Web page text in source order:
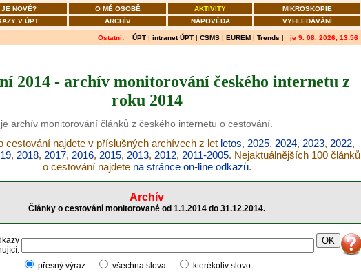
JE NOVÉ? O MÉ OSOBĚ AKTIVITY
MIKROSKOPIE
V ÚPT ARCHÍV NÁPOVĚDA VYHLEDÁVÁNÍ
Ostatní: ÚPT | intranet ÚPT | CSMS | EUREM | Trends | je 9. 08. 2026, 13:56
2014 - archív monitorování českého internetu z
roku 2014
archív monitorování článků z českého internetu o cestování.
cestování najdete v příslušných archívech z let letos, 2025, 2024, 2023, 2022,
, 2018, 2017, 2016, 2015, 2013, 2012, 2011-2005. Nejaktuálnějších 100 článků
o cestování najdete na stránce on-line odkazů.
Archív
Články o cestování monitorované od 1.1.2014 do 31.12.2014.
přesný výraz
všechna slova kterékoliv slovo